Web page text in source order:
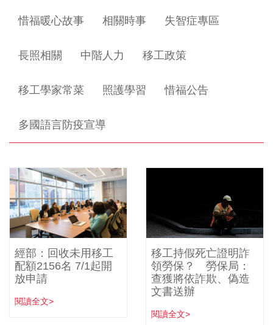
惜福暖心故事 相關時事 失智症專區
長照相關 中階人力 移工政策
移工學家常菜 照護學習 惜福公告
多國語言防疫宣導
經部：回收未用移工
配額2156名 7/1起開
放申請
閱讀全文>
移工持假死亡證明詐
領勞保？ 勞保局：
查獲將依詐欺、偽造
文書送辦
閱讀全文>